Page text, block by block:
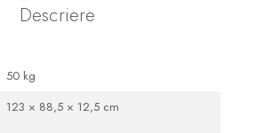
Descriere
50 kg
123 × 88,5 × 12,5 cm